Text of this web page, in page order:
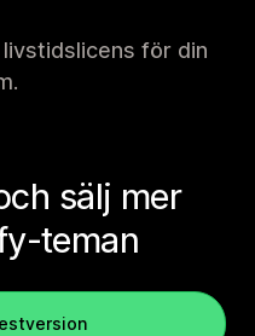
för din
sälj mer
teman